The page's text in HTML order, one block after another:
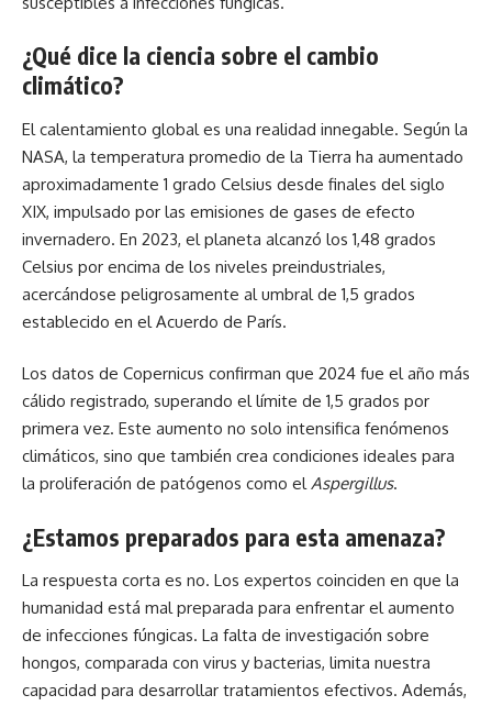
¿Qué dice la ciencia sobre el cambio
climático?
El calentamiento global es una realidad innegable. Según la
NASA, la temperatura promedio de la Tierra ha aumentado
aproximadamente 1 grado Celsius desde finales del siglo
XIX, impulsado por las emisiones de gases de efecto
invernadero. En 2023, el planeta alcanzó los 1,48 grados
Celsius por encima de los niveles preindustriales,
acercándose peligrosamente al umbral de 1,5 grados
establecido en el Acuerdo de París.
Los datos de Copernicus confirman que 2024 fue el año más
cálido registrado, superando el límite de 1,5 grados por
primera vez. Este aumento no solo intensifica fenómenos
climáticos, sino que también crea condiciones ideales para
la proliferación de patógenos como elAspergillus.
¿Estamos preparados para esta amenaza?
La respuesta corta es no. Los expertos coinciden en que la
humanidad está mal preparada para enfrentar el aumento
de infecciones fúngicas. La falta de investigación sobre
hongos, comparada con virus y bacterias, limita nuestra
capacidad para desarrollar tratamientos efectivos. Además,